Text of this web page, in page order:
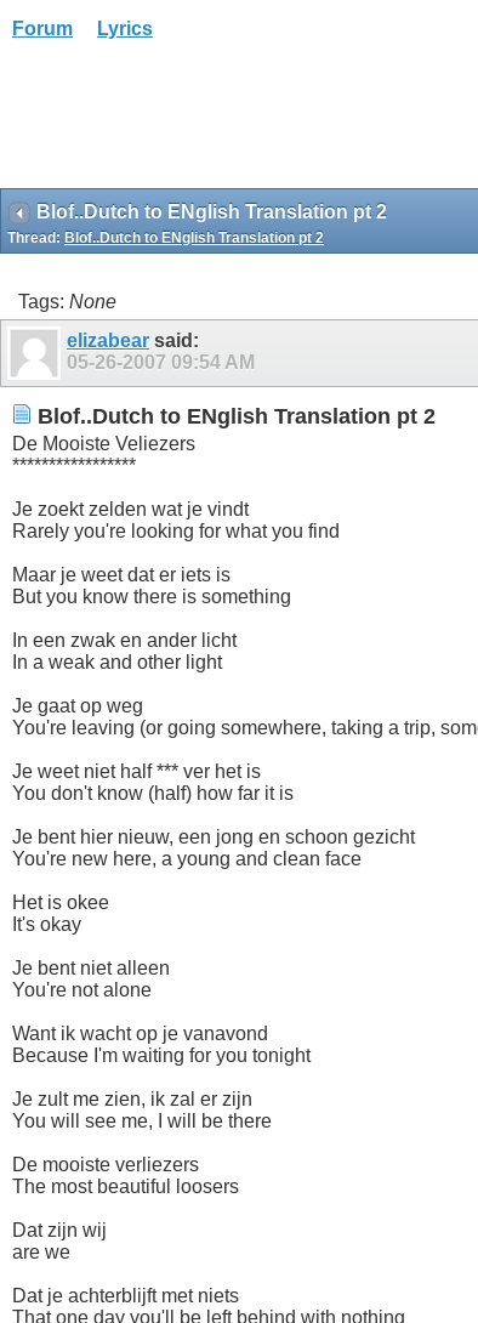
Forum Lyrics
Blof..Dutch to ENglish Translation pt 2
Thread: Blof..Dutch to ENglish Translation pt 2
Tags: None
elizabear said:
05-26-2007 09:54 AM
Blof..Dutch to ENglish Translation pt 2
De Mooiste Veliezers
*****************
Je zoekt zelden wat je vindt
Rarely you're looking for what you find
Maar je weet dat er iets is
But you know there is something
In een zwak en ander licht
In a weak and other light
Je gaat op weg
You're leaving (or going somewhere, taking a trip,
Je weet niet half *** ver het is
You don't know (half) how far it is
Je bent hier nieuw, een jong en schoon gezicht
You're new here, a young and clean face
Het is okee
It's okay
Je bent niet alleen
You're not alone
Want ik wacht op je vanavond
Because I'm waiting for you tonight
Je zult me zien, ik zal er zijn
You will see me, I will be there
De mooiste verliezers
The most beautiful loosers
Dat zijn wij
are we
Dat je achterblijft met niets
That one day you'll be left behind with nothing